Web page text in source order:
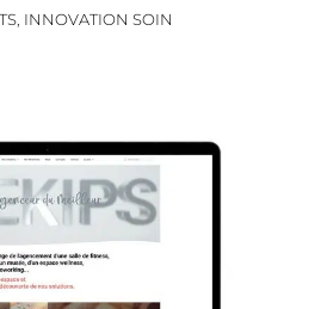
, INNOVATION SOIN